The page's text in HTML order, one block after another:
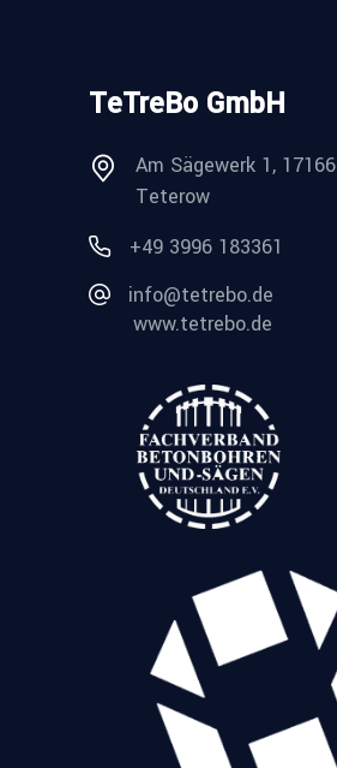
TeTreBo GmbH
Am Sägewerk 1, 17166
Teterow
+49 3996 183361
info@tetrebo.de
www.tetrebo.de